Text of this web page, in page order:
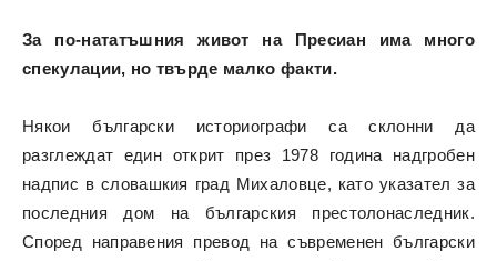
За по-нататъшния живот на Пресиан има много
спекулации, но твърде малко факти.
Някои български историографи са склонни да
разглеждат един открит през 1978 година надгробен
надпис в словашкия град Михаловце, като указател за
последния дом на българския престолонаследник.
Според направения превод на съвременен български